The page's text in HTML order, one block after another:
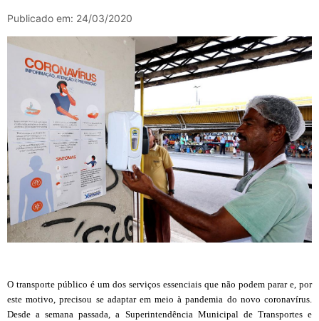
Publicado em: 24/03/2020
O transporte público é um dos serviços essenciais que não podem parar e, por
este motivo, precisou se adaptar em meio à pandemia do novo coronavírus.
Desde a semana passada, a Superintendência Municipal de Transportes e